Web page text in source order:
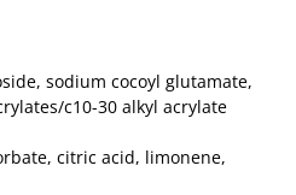
sodium cocoyl glutamate,
c10-30 alkyl acrylate
citric acid, limonene,